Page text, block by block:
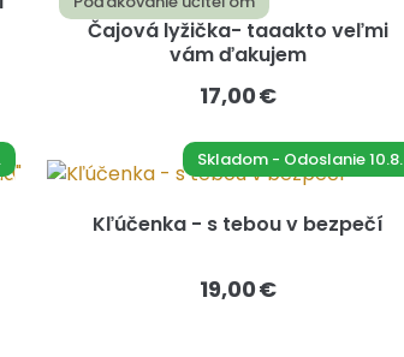
Čajová lyžička- taaakto veľmi
vám ďakujem
17,00 €
Skladom - Odoslanie 10.8.
Kľúčenka - s tebou v bezpečí
19,00 €